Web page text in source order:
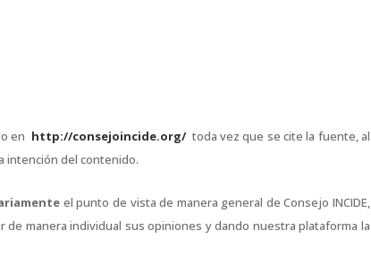
en http://consejoincide.org/ toda vez que se cite la fuente, al
intención del contenido.
el punto de vista de manera general de Consejo INCIDE,
de manera individual sus opiniones y dando nuestra plataforma la